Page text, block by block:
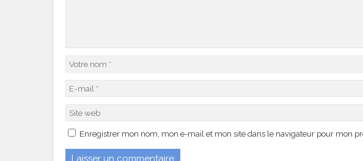
Enregistrer mon nom, mon e-mail et mon site dans le navigateur pour mon